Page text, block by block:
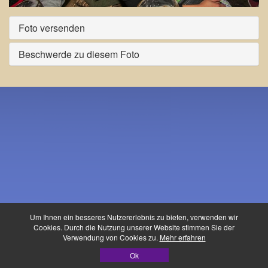
Foto versenden
Beschwerde zu diesem Foto
Waldfest-Buidl ©
Datenschutz|Impressum
Um Ihnen ein besseres Nutzererlebnis zu bieten, verwenden wir
Cookies. Durch die Nutzung unserer Website stimmen Sie der
Verwendung von Cookies zu. Mehr erfahren
Ok